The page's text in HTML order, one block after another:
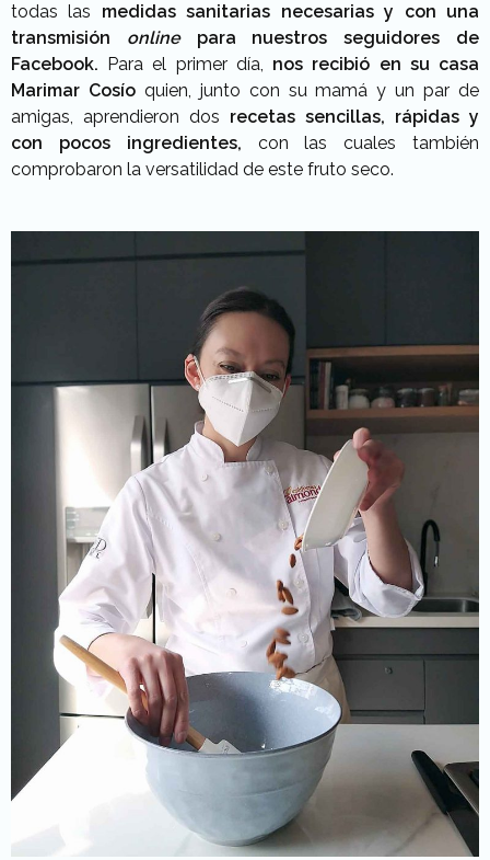
todas las medidas sanitarias necesarias y con una
transmisión onlinepara nuestros seguidores de
Facebook. Para el primer día, nos recibió en su casa
Marimar Cosío quien, junto con su mamá y un par de
amigas, aprendieron dos recetas sencillas, rápidas y
con pocos ingredientes, con las cuales también
comprobaron la versatilidad de este fruto seco.